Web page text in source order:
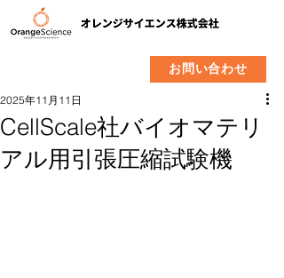
お問い合わせ
CellScale社バイオマテリ
アル用引張圧縮試験機
2025年11月11日